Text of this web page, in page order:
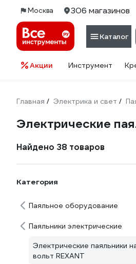
Москва 306 магазинов
Каталог
Акции Инструмент
Главная / Электрика и свет /
Электрические
Найдено 38 товаров
Категория
Паяльное оборудование
Паяльники электрические
Электрические паяльники
вольт REXANT